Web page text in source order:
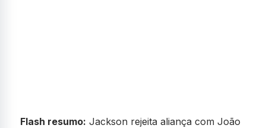
Flash resumo: Jackson rejeita aliança com João